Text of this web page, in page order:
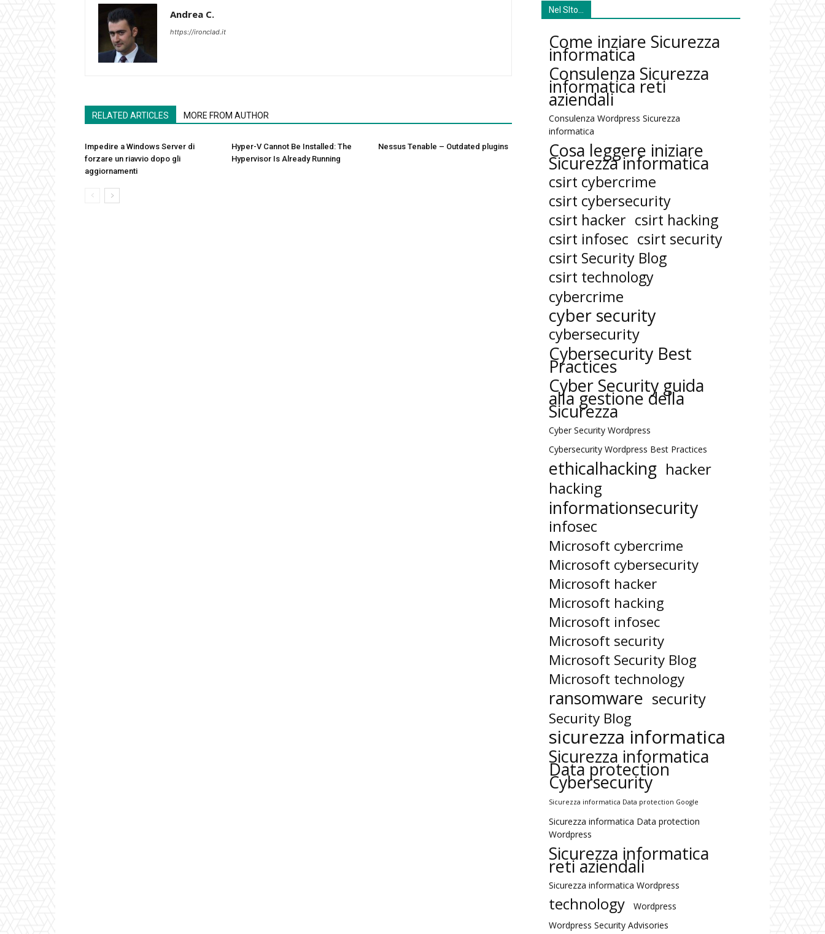
Andrea C.
https://ironclad.it
RELATED ARTICLES MORE FROM AUTHOR
Impedire a Windows Server di
forzare un riavvio dopo gli
aggiornamenti
Hyper-V Cannot Be Installed: The
Hypervisor Is Already Running
Nessus Tenable – Outdated plugins
Nel SIto…
Come inziare Sicurezza
informatica
Consulenza Sicurezza
informatica reti
aziendali
Consulenza Wordpress Sicurezza
informatica
Cosa leggere iniziare
Sicurezza informatica
csirt cybercrime
csirt cybersecurity
csirt hacker csirt hacking
csirt infosec csirt security
csirt Security Blog
csirt technology
cybercrime
cyber security
cybersecurity
Cybersecurity Best
Practices
Cyber Security guida
alla gestione della
Sicurezza
Cyber Security Wordpress
Cybersecurity Wordpress Best Practices
ethicalhacking hacker
hacking
informationsecurity
infosec
Microsoft cybercrime
Microsoft cybersecurity
Microsoft hacker
Microsoft hacking
Microsoft infosec
Microsoft security
Microsoft Security Blog
Microsoft technology
ransomware security
Security Blog
sicurezza informatica
Sicurezza informatica
Data protection
Cybersecurity
Sicurezza informatica Data protection Google
Sicurezza informatica Data protection
Wordpress
Sicurezza informatica
reti aziendali
Sicurezza informatica Wordpress
technology
Wordpress
Wordpress Security Advisories